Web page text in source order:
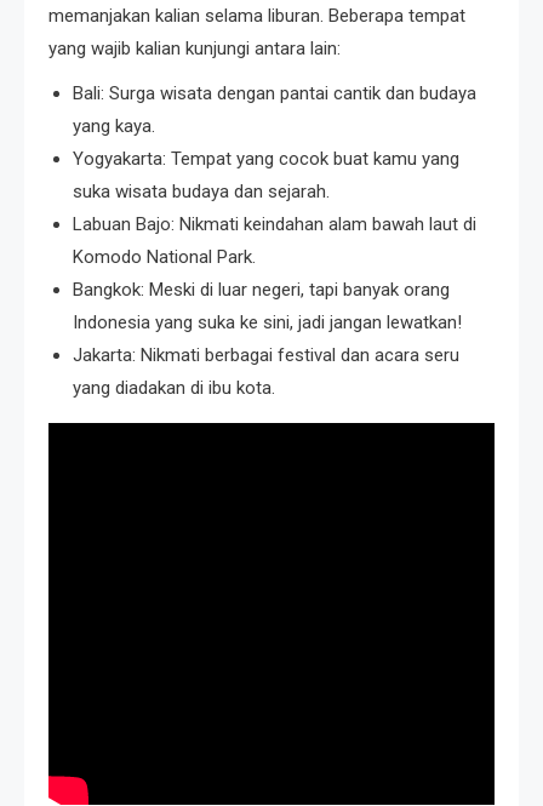
memanjakan kalian selama liburan. Beberapa tempat
yang wajib kalian kunjungi antara lain:
Bali: Surga wisata dengan pantai cantik dan budaya
yang kaya.
Yogyakarta: Tempat yang cocok buat kamu yang
suka wisata budaya dan sejarah.
Labuan Bajo: Nikmati keindahan alam bawah laut di
Komodo National Park.
Bangkok: Meski di luar negeri, tapi banyak orang
Indonesia yang suka ke sini, jadi jangan lewatkan!
Jakarta: Nikmati berbagai festival dan acara seru
yang diadakan di ibu kota.